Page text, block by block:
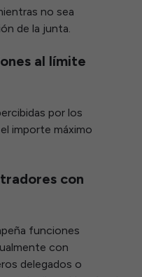
no sea
de la junta.
al límite
por los
importe máximo
con
funciones
con
delegados o